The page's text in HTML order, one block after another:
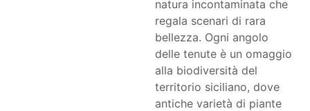
natura incontaminata che
regala scenari di rara
bellezza. Ogni angolo
delle tenute è un omaggio
alla biodiversità del
territorio siciliano, dove
antiche varietà di piante